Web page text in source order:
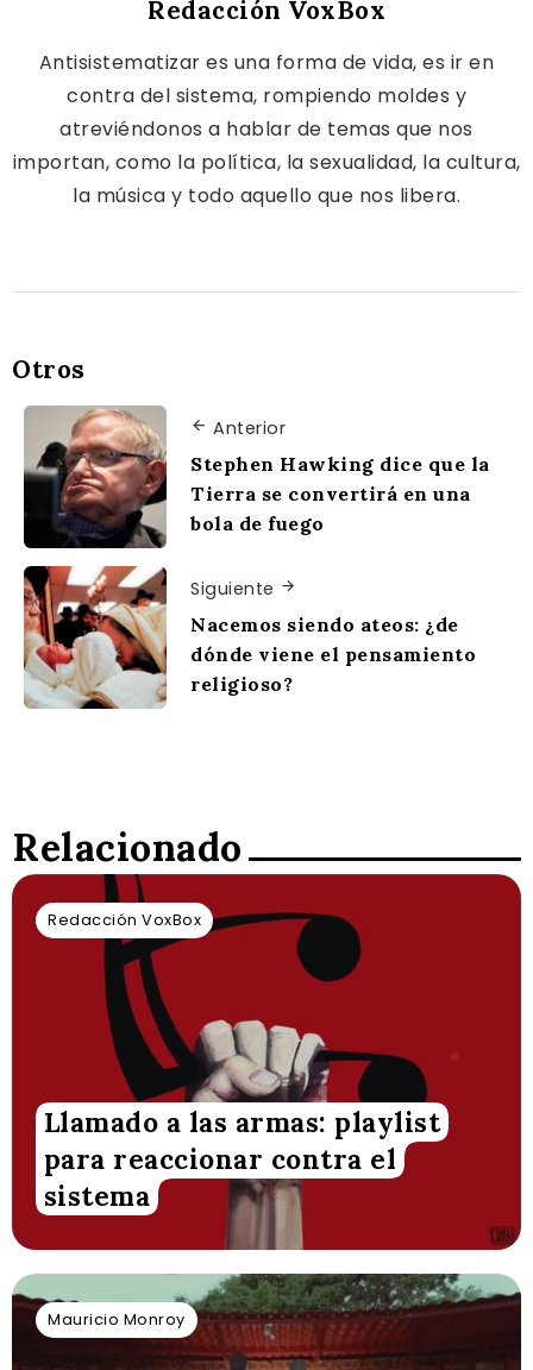
Redacción VoxBox
Antisistematizar es una forma de vida, es ir en
contra del sistema, rompiendo moldes y
atreviéndonos a hablar de temas que nos
importan, como la política, la sexualidad, la cultura,
la música y todo aquello que nos libera.
Otros
Anterior
Stephen Hawking dice que la
Tierra se convertirá en una
bola de fuego
Siguiente
Nacemos siendo ateos: ¿de
dónde viene el pensamiento
religioso?
Relacionado
Redacción VoxBox
Llamado a las armas: playlist
para reaccionar contra el
sistema
Mauricio Monroy